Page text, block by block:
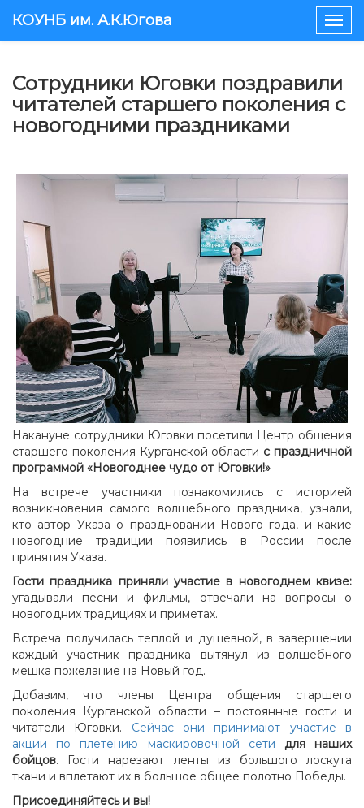
КОУНБ им. А.К.Югова
Сотрудники Юговки поздравили
читателей старшего поколения с
новогодними праздниками
Накануне сотрудники Юговки посетили Центр общения
старшего поколения Курганской области с праздничной
программой «Новогоднее чудо от Юговки!»
На встрече участники познакомились с историей
возникновения самого волшебного праздника, узнали,
кто автор Указа о праздновании Нового года, и какие
новогодние традиции появились в России после
принятия Указа.
Гости праздника приняли участие в новогоднем квизе:
угадывали песни и фильмы, отвечали на вопросы о
новогодних традициях и приметах.
Встреча получилась теплой и душевной, в завершении
каждый участник праздника вытянул из волшебного
мешка пожелание на Новый год.
Добавим, что члены Центра общения старшего
поколения Курганской области – постоянные гости и
читатели Юговки. Сейчас они принимают участие в
акции по плетению маскировочной сети
для наших
бойцов. Гости нарезают ленты из большого лоскута
ткани и вплетают их в большое общее полотно Победы.
Присоединяйтесь и вы!